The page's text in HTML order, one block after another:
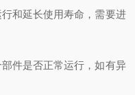
和延长使用寿命，需要进
部件是否正常运行，如有异